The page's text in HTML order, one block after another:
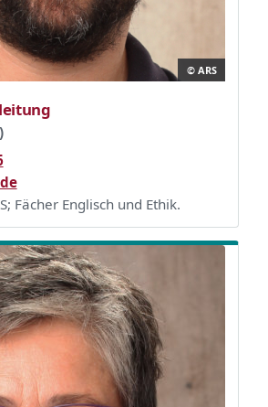
© ARS
Fächer Englisch und Ethik.